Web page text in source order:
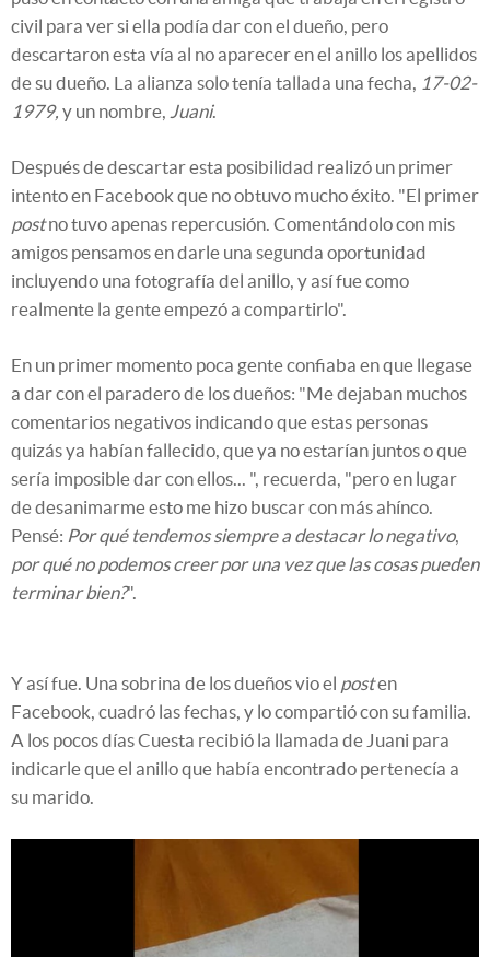
civil para ver si ella podía dar con el dueño, pero
descartaron esta vía al no aparecer en el anillo los apellidos
de su dueño. La alianza solo tenía tallada una fecha, 17-02-
1979, y un nombre, Juani.
Después de descartar esta posibilidad realizó un primer
intento en Facebook que no obtuvo mucho éxito. "El primer
postno tuvo apenas repercusión. Comentándolo con mis
amigos pensamos en darle una segunda oportunidad
incluyendo una fotografía del anillo, y así fue como
realmente la gente empezó a compartirlo".
En un primer momento poca gente confiaba en que llegase
a dar con el paradero de los dueños: "Me dejaban muchos
comentarios negativos indicando que estas personas
quizás ya habían fallecido, que ya no estarían juntos o que
sería imposible dar con ellos... ", recuerda, "pero en lugar
de desanimarme esto me hizo buscar con más ahínco.
Pensé: Por qué tendemos siempre a destacar lo negativo,
por qué no podemos creer por una vez que las cosas pueden
terminar bien?".
Y así fue. Una sobrina de los dueños vio el posten
Facebook, cuadró las fechas, y lo compartió con su familia.
A los pocos días Cuesta recibió la llamada de Juani para
indicarle que el anillo que había encontrado pertenecía a
su marido.